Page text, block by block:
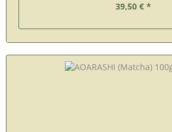
39,50 € *